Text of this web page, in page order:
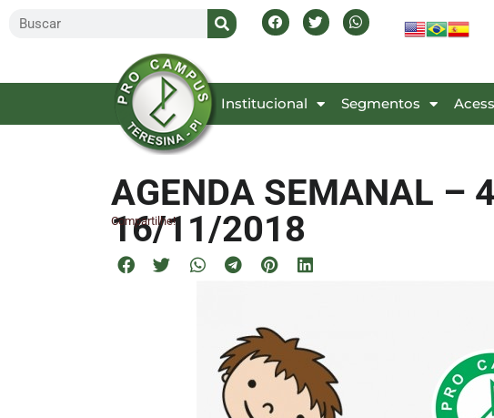
Inicial Institucional Segmentos
AGENDA SEMANAL –
16/11/2018
Compartilhe!